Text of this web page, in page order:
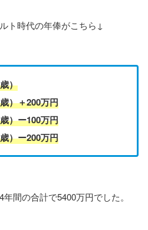
ト時代の年俸がこちら↓
）
）＋200万円
）ー100万円
）ー200万円
間の合計で5400万円でした。